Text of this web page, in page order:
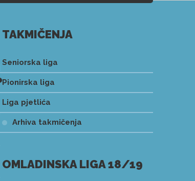
TAKMIČENJA
Seniorska liga
Pionirska liga
Liga pjetlića
Arhiva takmičenja
OMLADINSKA LIGA 18/19